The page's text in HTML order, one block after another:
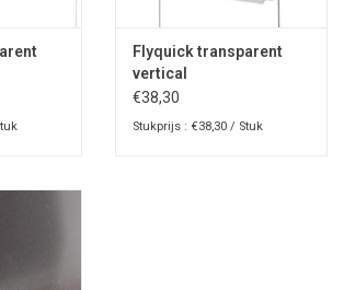
Flyquick transparent
vertical
€38,30
Stukprijs : €38,30 / Stuk